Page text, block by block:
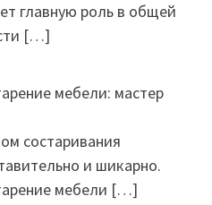
главную роль в общей
[…]
мебели: мастер
состаривания
и шикарно.
мебели […]